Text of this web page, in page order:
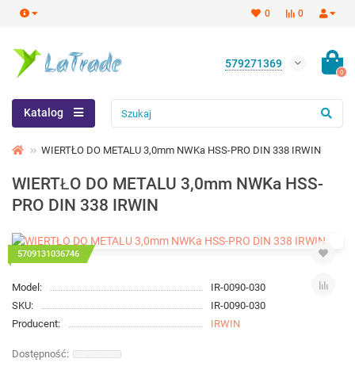
0
0
579271369
0
Katalog
WIERTŁO DO METALU 3,0mm NWKa HSS-PRO DIN 338 IRWIN
WIERTŁO DO METALU 3,0mm NWKa HSS-
PRO DIN 338 IRWIN
5709131036746
Model:
IR-0090-030
SKU:
IR-0090-030
Producent:
IRWIN